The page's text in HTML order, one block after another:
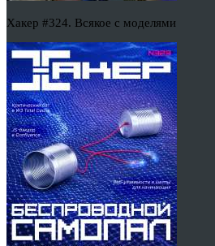
Хакер #324. Всякое с моделями